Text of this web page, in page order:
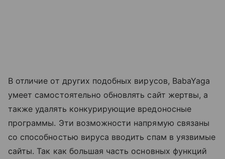
В отличие от других подобных вирусов, BabaYaga
умеет самостоятельно обновлять сайт жертвы, а
также удалять конкурирующие вредоносные
программы. Эти возможности напрямую связаны
со способностью вируса вводить спам в уязвимые
сайты. Так как большая часть основных функций